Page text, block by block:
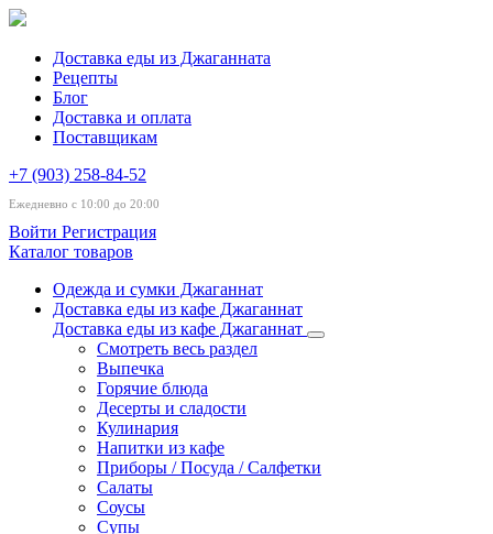
Доставка еды из Джаганната
Рецепты
Блог
Доставка и оплата
Поставщикам
+7 (903) 258-84-52
Ежедневно с 10:00 до 20:00
Войти Регистрация
Каталог товаров
Одежда и сумки Джаганнат
Доставка еды из кафе Джаганнат
Доставка еды из кафе Джаганнат
Смотреть весь раздел
Выпечка
Горячие блюда
Десерты и сладости
Кулинария
Напитки из кафе
Приборы / Посуда / Салфетки
Салаты
Соусы
Супы